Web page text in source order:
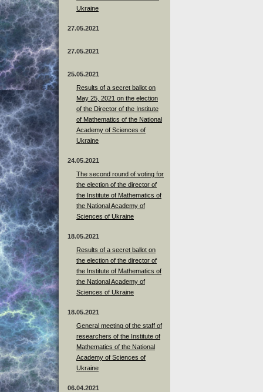
Ukraine
27.05.2021
27.05.2021
25.05.2021
Results of a secret ballot on
May 25, 2021 on the election
of the Director of the Institute
of Mathematics of the National
Academy of Sciences of
Ukraine
24.05.2021
The second round of voting for
the election of the director of
the Institute of Mathematics of
the National Academy of
Sciences of Ukraine
18.05.2021
Results of a secret ballot on
the election of the director of
the Institute of Mathematics of
the National Academy of
Sciences of Ukraine
18.05.2021
General meeting of the staff of
researchers of the Institute of
Mathematics of the National
Academy of Sciences of
Ukraine
06.04.2021